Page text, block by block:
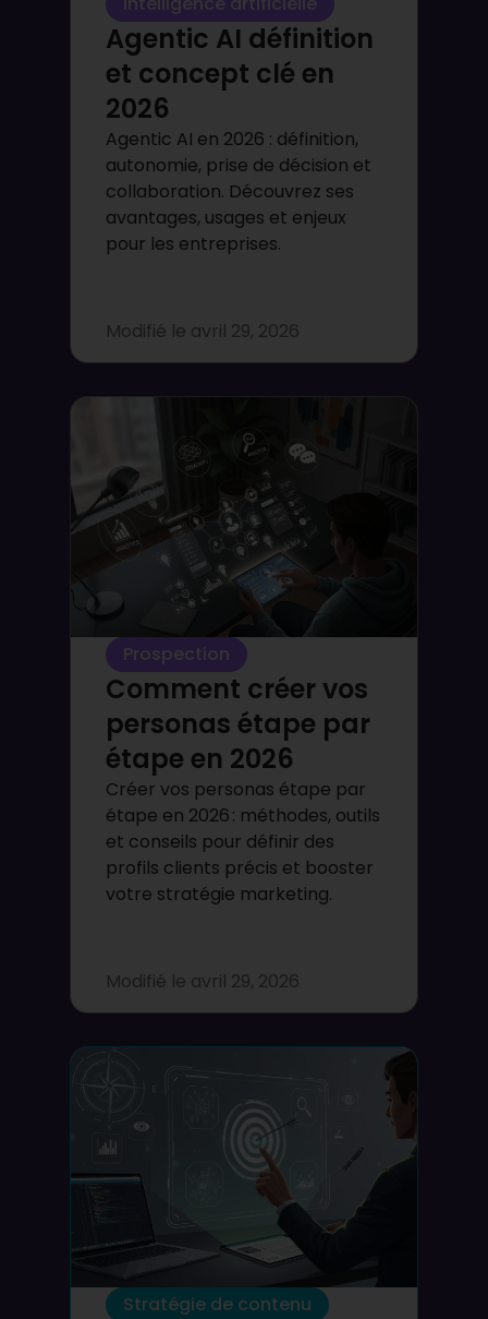
Agentic AI définition
et concept clé en
2026
Agentic AI en 2026 : définition,
autonomie, prise de décision et
collaboration. Découvrez ses
avantages, usages et enjeux
pour les entreprises.
Modifié le avril 29, 2026
Prospection
Comment créer vos
personas étape par
étape en 2026
Créer vos personas étape par
étape en 2026 : méthodes, outils
et conseils pour définir des
profils clients précis et booster
votre stratégie marketing.
Modifié le avril 29, 2026
Stratégie de contenu